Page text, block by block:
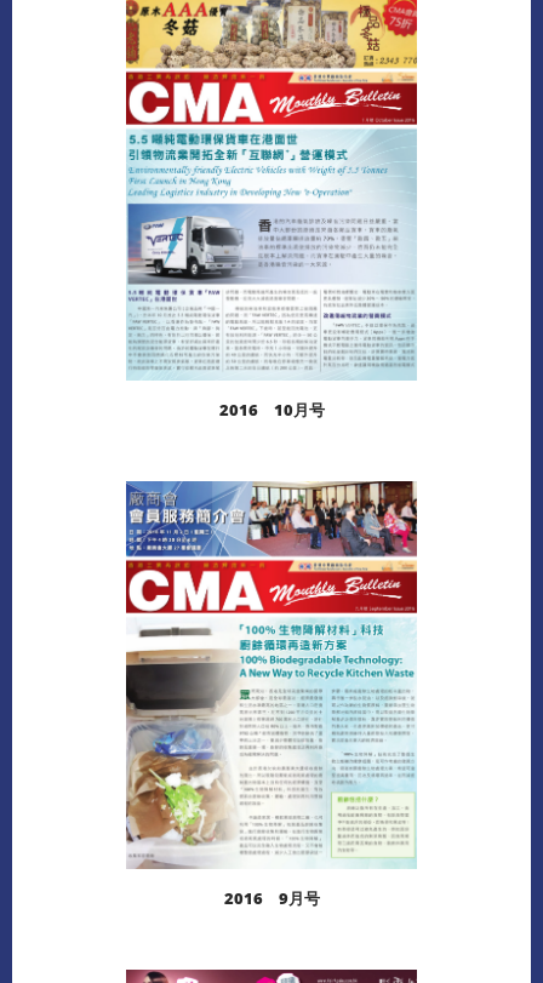
阅读更多
下载
阅读更多
下载
2016 10月号
2016 9月号